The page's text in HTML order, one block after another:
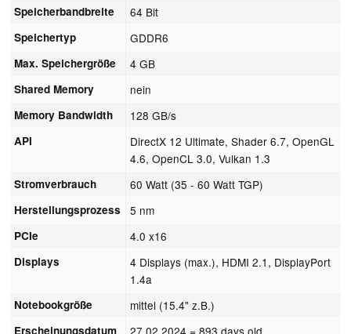
Speicherbandbreite 64 Bit
Speichertyp GDDR6
Max. Speichergröße 4 GB
Shared Memory nein
Memory Bandwidth 128 GB/s
API
DirectX 12 Ultimate, Shader 6.7, OpenGL
4.6, OpenCL 3.0, Vulkan 1.3
Stromverbrauch 60 Watt (35 - 60 Watt TGP)
Herstellungsprozess 5 nm
PCIe 4.0 x16
Displays
4 Displays (max.), HDMI 2.1, DisplayPort
1.4a
Notebookgröße mittel (15.4" z.B.)
Erscheinungsdatum 27.02.2024 = 893 days old